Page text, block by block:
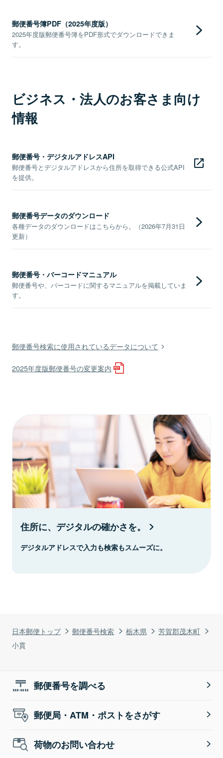
日本郵便トップ 郵便番号検索 栃木県
芳賀郡茂木町
小貫
郵便番号簿PDF（2025年度版）
2025年度版郵便番号簿をPDF形式でダウンロードできま
す。
ビジネス・法人のお客さま向け
情報
郵便番号・デジタルアドレスAPI
郵便番号とデジタルアドレスから住所を取得できる公式API
を提供。
郵便番号データのダウンロード
各種データのダウンロードはこちらから。（2026年7月31日
更新）
郵便番号・バーコードマニュアル
郵便番号や、バーコードに関するマニュアルを掲載していま
す。
郵便番号検索に使用されているデータについて
2025年度版郵便番号の変更案内
住所に、デジタルの確かさを。
デジタルアドレスで入力も検索もスムーズに。
郵便番号を調べる
郵便局・ATM・ポストをさがす
荷物のお問い合わせ